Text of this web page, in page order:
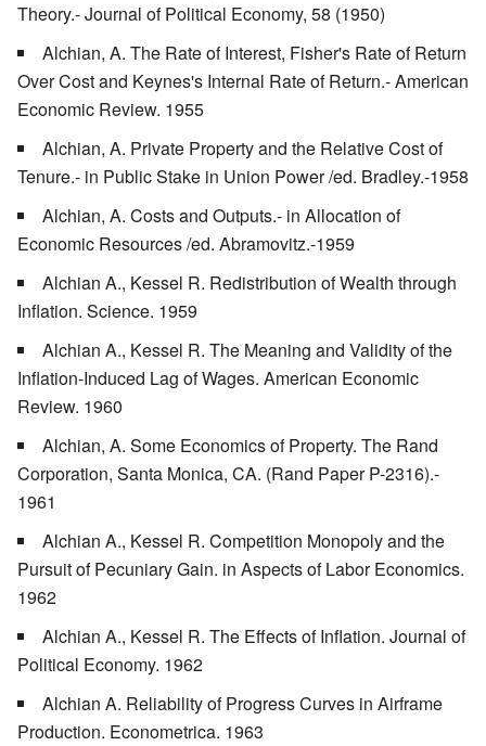
Theory.- Journal of Political Economy, 58 (1950)
Alchian, A. The Rate of Interest, Fisher's Rate of Return
Over Cost and Keynes's Internal Rate of Return.- American
Economic Review. 1955
Alchian, A. Private Property and the Relative Cost of
Tenure.- in Public Stake in Union Power /ed. Bradley.-1958
Alchian, A. Costs and Outputs.- in Allocation of
Economic Resources /ed. Abramovitz.-1959
Alchian A., Kessel R. Redistribution of Wealth through
Inflation. Science. 1959
Alchian A., Kessel R. The Meaning and Validity of the
Inflation-Induced Lag of Wages. American Economic
Review. 1960
Alchian, A. Some Economics of Property. The Rand
Corporation, Santa Monica, CA. (Rand Paper P-2316).-
1961
Alchian A., Kessel R. Competition Monopoly and the
Pursuit of Pecuniary Gain. in Aspects of Labor Economics.
1962
Alchian A., Kessel R. The Effects of Inflation. Journal of
Political Economy. 1962
Alchian A. Reliability of Progress Curves in Airframe
Production. Econometrica. 1963